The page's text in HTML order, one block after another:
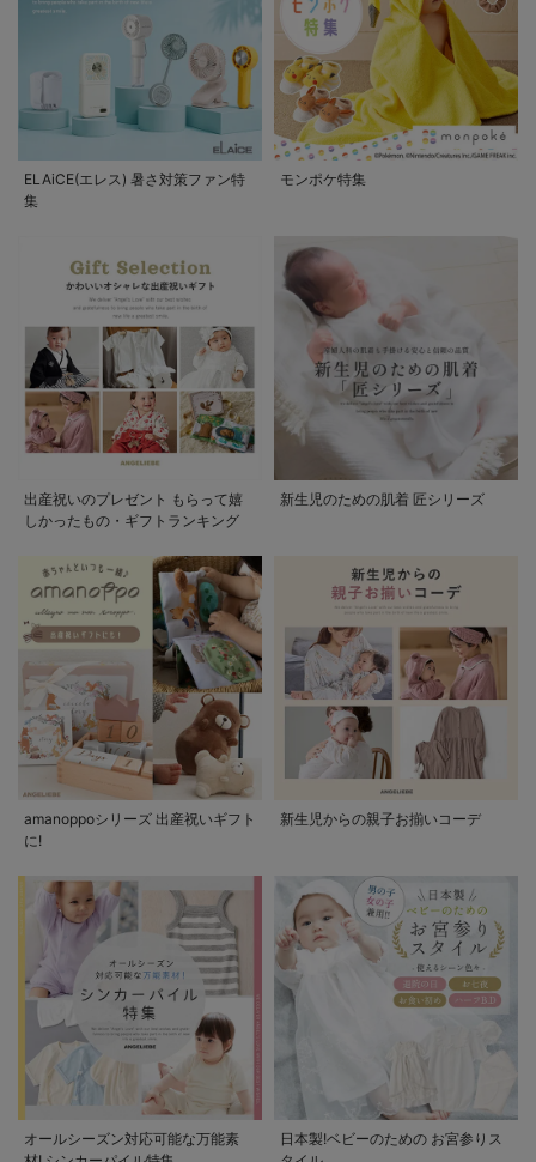
ELAiCE(エレス) 暑さ対策ファン特
集
モンポケ特集
出産祝いのプレゼント もらって嬉
しかったもの・ギフトランキング
新生児のための肌着 匠シリーズ
amanoppoシリーズ 出産祝いギフト
に!
新生児からの親子お揃いコーデ
オールシーズン対応可能な万能素
日本製!ベビーのための お宮参りス